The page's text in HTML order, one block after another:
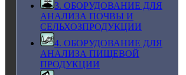
3. ОБОРУДОВАНИЕ ДЛЯ
АНАЛИЗА ПОЧВЫ И
СЕЛЬХОЗПРОДУКЦИИ
4. ОБОРУДОВАНИЕ ДЛЯ
АНАЛИЗА ПИЩЕВОЙ
ПРОДУКЦИИ